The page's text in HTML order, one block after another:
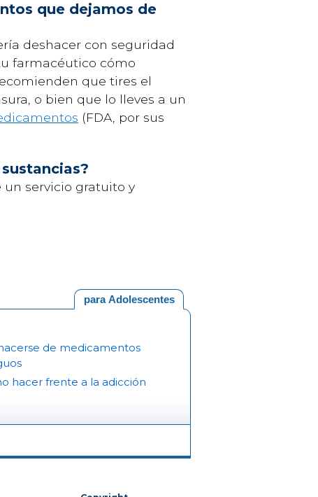
que dejamos de
deshacer con seguridad
farmacéutico cómo
que tires el
o bien que lo lleves a un
(FDA, por sus
un servicio gratuito y
para Adolescentes
de medicamentos
hacer frente a la adicción